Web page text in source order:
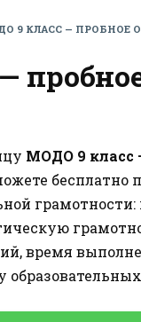
9 КЛАСС — ПРОБНОЕ
МОДО 9 класс
бесплатно
время